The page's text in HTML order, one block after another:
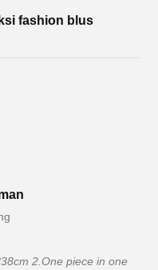
fashion blus
2.One piece in one